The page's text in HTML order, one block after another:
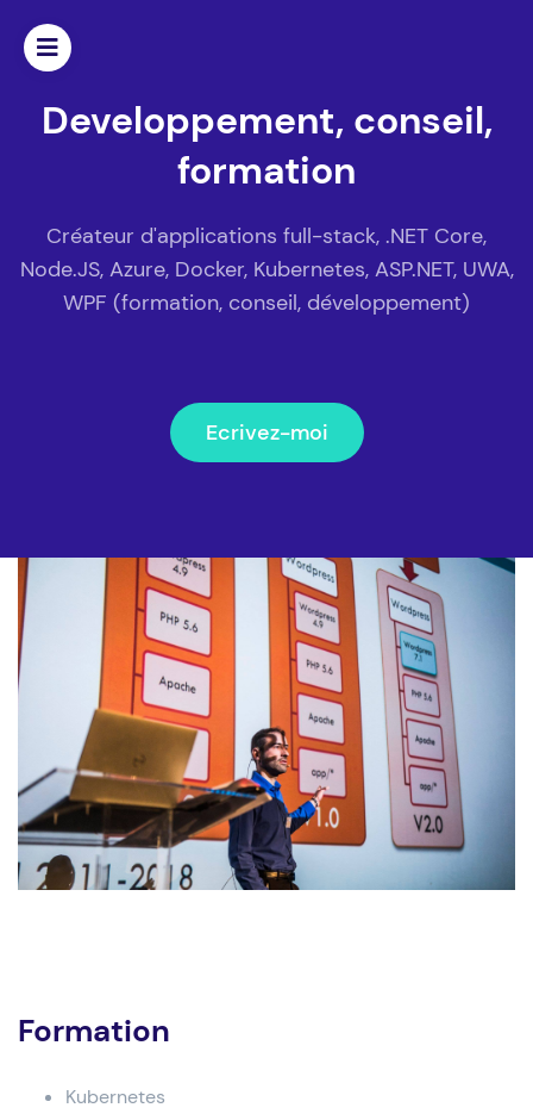
Developpement, conseil,
formation
Créateur d'applications full-stack, .NET Core,
Node.JS, Azure, Docker, Kubernetes, ASP.NET, UWA,
WPF (formation, conseil, développement)
Ecrivez-moi
Formation
Kubernetes